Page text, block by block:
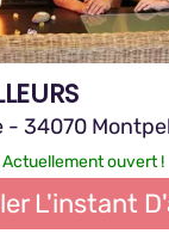
- 34070
Actuellement ouvert !
L'instant